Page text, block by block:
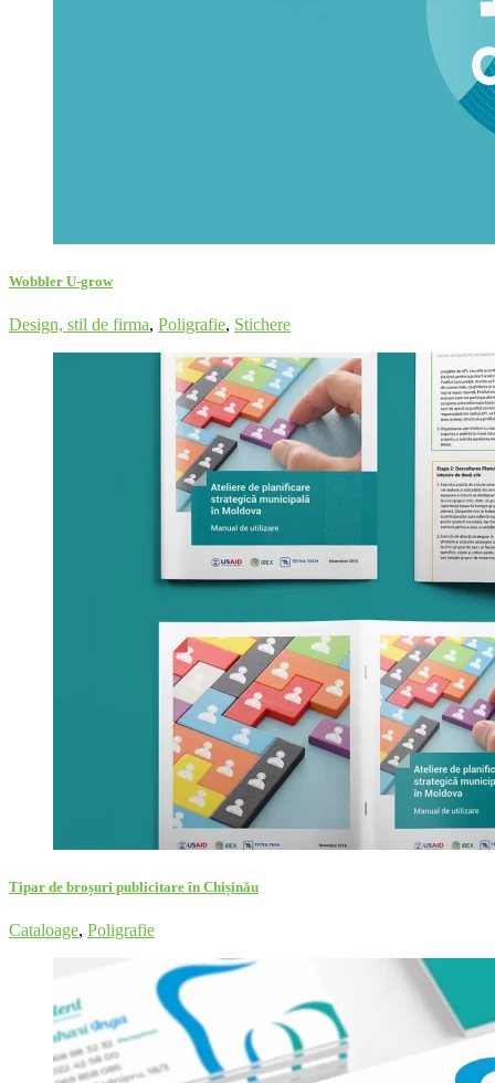
Wobbler U-grow
Design, stil de firma, Poligrafie, Stichere
Tipar de broșuri publicitare în Chișinău
Cataloage, Poligrafie